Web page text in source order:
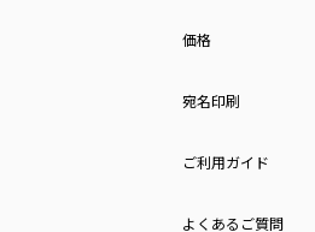
価格
宛名印刷
ご利用ガイド
よくあるご質問